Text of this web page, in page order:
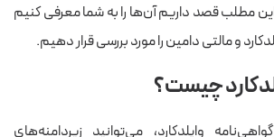
مطلب قصد داریم آن‌ها را به شما معرفی کنیم
و مالتی دامین را مورد بررسی قرار دهیم.
چیست؟
وایلدکارد، می‌توانید زیر‌دامنه‌های